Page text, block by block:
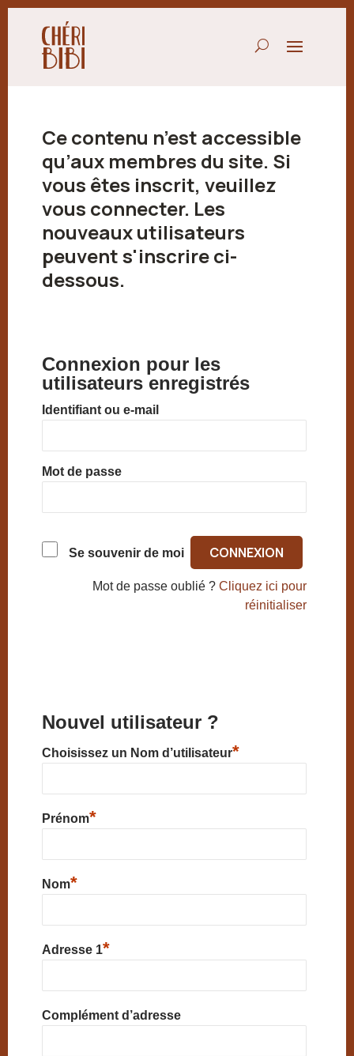
Ce contenu n’est accessible
qu’aux membres du site. Si
vous êtes inscrit, veuillez
vous connecter. Les
nouveaux utilisateurs
peuvent s'inscrire ci-
dessous.
Connexion pour les
utilisateurs enregistrés
Identifiant ou e-mail
Mot de passe
Se souvenir de moi
Mot de passe oublié ?Cliquez ici pour
réinitialiser
Nouvel utilisateur ?
Choisissez un Nom d’utilisateur*
Prénom*
Nom*
Adresse 1*
Complément d’adresse